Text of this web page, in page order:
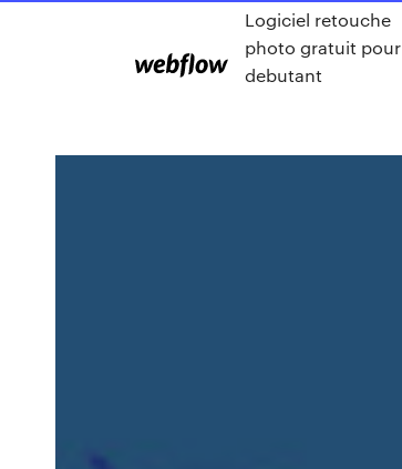
Logiciel retouche
photo gratuit pour
debutant